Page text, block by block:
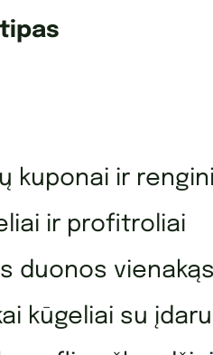
kuponai ir
ir profitroliai
duonos
kūgeliai su įdaru